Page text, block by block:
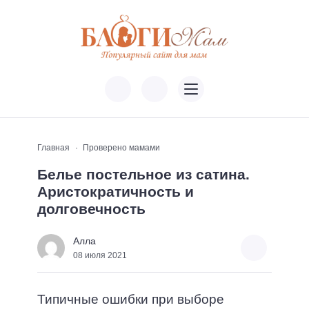
Главная Проверено мамами
Белье постельное из сатина.
Аристократичность и
долговечность
Алла
08 июля 2021
Типичные ошибки при выборе